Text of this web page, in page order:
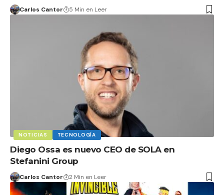
Carlos Cantor 5 Min en Leer
NOTICIAS TECNOLOGÍA
Diego Ossa es nuevo CEO de SOLA en
Stefanini Group
Carlos Cantor 2 Min en Leer